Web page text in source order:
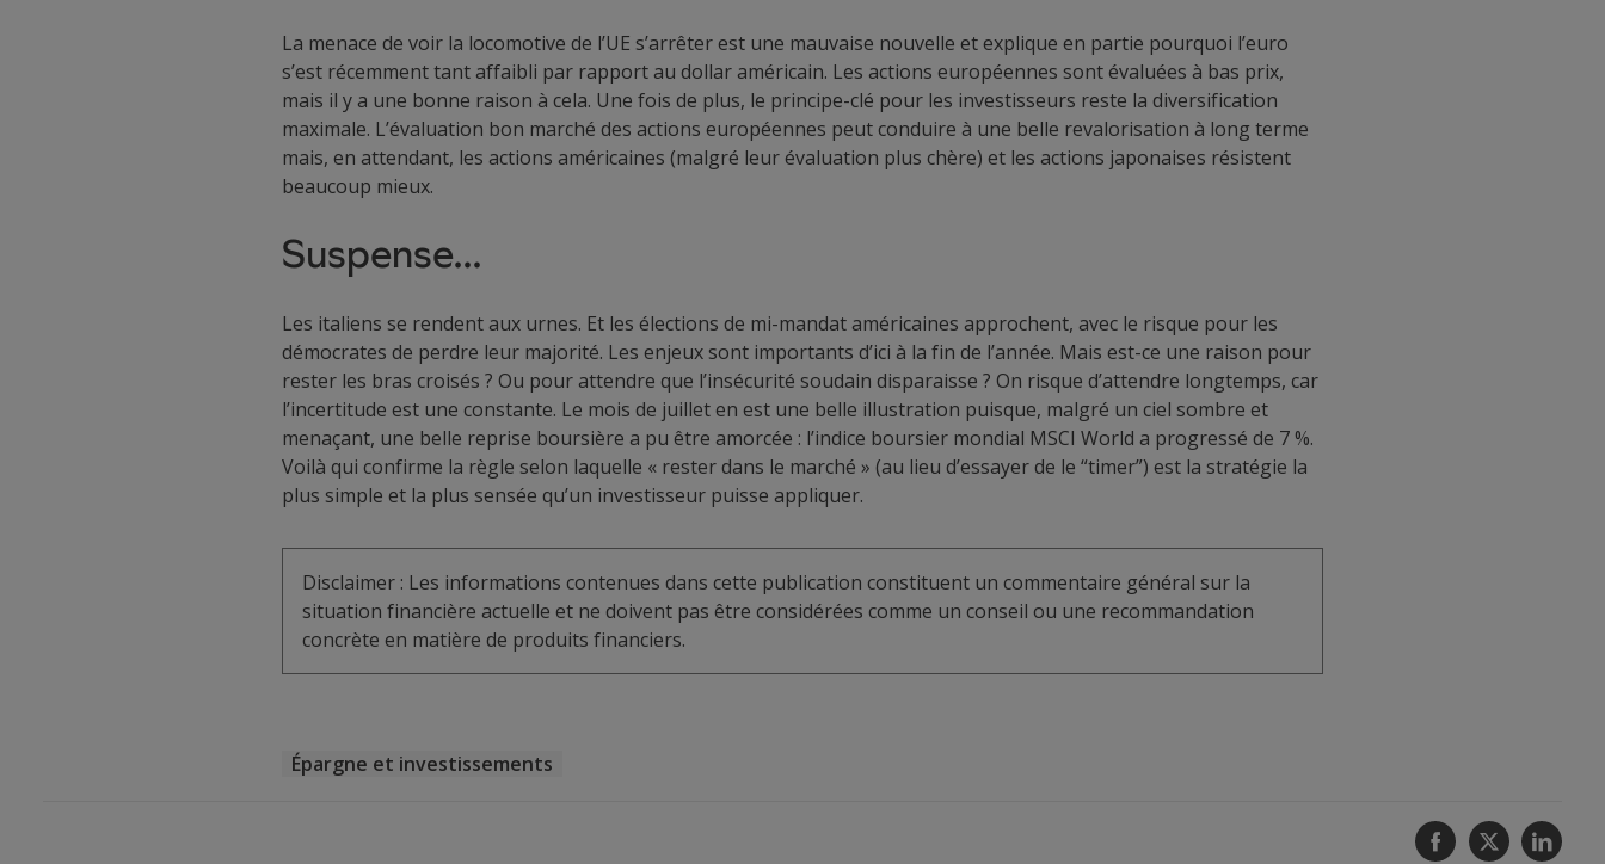
La menace de voir la locomotive de l’UE s’arrêter est une mauvaise nouvelle et explique en partie pourquoi l’euro
s’est récemment tant affaibli par rapport au dollar américain. Les actions européennes sont évaluées à bas prix,
mais il y a une bonne raison à cela. Une fois de plus, le principe-clé pour les investisseurs reste la diversification
maximale. L’évaluation bon marché des actions européennes peut conduire à une belle revalorisation à long terme
mais, en attendant, les actions américaines (malgré leur évaluation plus chère) et les actions japonaises résistent
beaucoup mieux.
Suspense…
Les italiens se rendent aux urnes. Et les élections de mi-mandat américaines approchent, avec le risque pour les
démocrates de perdre leur majorité. Les enjeux sont importants d’ici à la fin de l’année. Mais est-ce une raison pour
rester les bras croisés ? Ou pour attendre que l’insécurité soudain disparaisse ? On risque d’attendre longtemps, car
l’incertitude est une constante. Le mois de juillet en est une belle illustration puisque, malgré un ciel sombre et
menaçant, une belle reprise boursière a pu être amorcée : l’indice boursier mondial MSCI World a progressé de 7 %.
Voilà qui confirme la règle selon laquelle « rester dans le marché » (au lieu d’essayer de le “timer”) est la stratégie la
plus simple et la plus sensée qu’un investisseur puisse appliquer.
Disclaimer : Les informations contenues dans cette publication constituent un commentaire général sur la
situation financière actuelle et ne doivent pas être considérées comme un conseil ou une recommandation
concrète en matière de produits financiers.
Épargne et investissements
Facebook
Twitter